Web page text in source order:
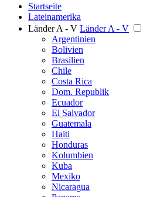
Startseite
Lateinamerika
Länder A - V Länder A - V
Argentinien
Bolivien
Brasilien
Chile
Costa Rica
Dom. Republik
Ecuador
El Salvador
Guatemala
Haiti
Honduras
Kolumbien
Kuba
Mexiko
Nicaragua